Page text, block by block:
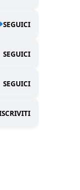
SEGUICI
SEGUICI
SEGUICI